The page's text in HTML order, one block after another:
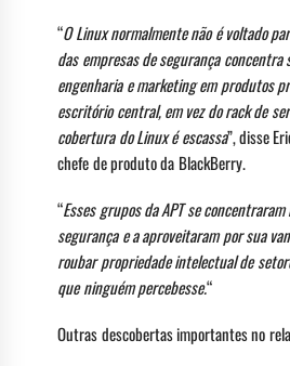
“O Linux normalmente não é voltado
das empresas de segurança concentra
engenharia e marketing em produtos
escritório central, em vez do rack de
cobertura do Linux é escassa”, disse
chefe de produto da BlackBerry.
“Esses grupos da APT se
segurança e a aproveitaram por sua
roubar propriedade intelectual de
que ninguém percebesse.“
Outras descobertas importantes no